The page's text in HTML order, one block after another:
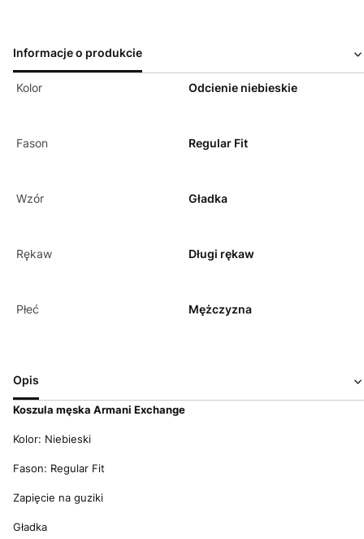
Informacje o produkcie
Kolor Odcienie niebieskie
Fason Regular Fit
Wzór Gładka
Rękaw Długi rękaw
Płeć Mężczyzna
Opis
Koszula męska Armani Exchange
Kolor: Niebieski
Fason: Regular Fit
Zapięcie na guziki
Gładka